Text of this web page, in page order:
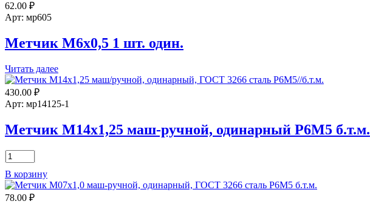
62.00 ₽
Арт: мр605
Метчик М6х0,5 1 шт. один.
Читать далее
430.00 ₽
Арт: мр14125-1
Метчик М14х1,25 маш-ручной, одинарный Р6М5 б.т.м.
Количество
товара
Метчик
М14х1,25
маш-
В корзину
78.00 ₽